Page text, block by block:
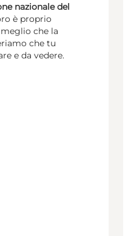
nazionale del
è proprio
che la
che tu
e da vedere.